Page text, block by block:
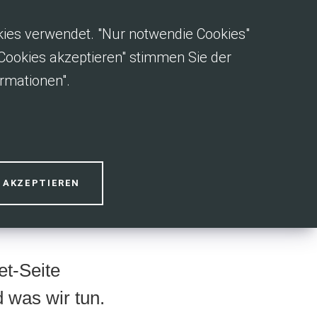
verwendet. "Nur notwendie Cookies"
akzeptieren" stimmen Sie der
Seite
was wir tun.